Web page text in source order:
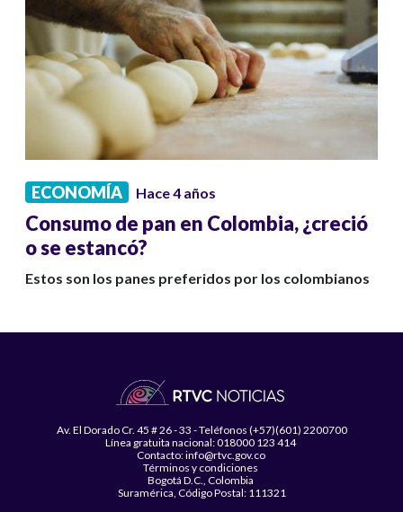
ECONOMÍA Hace 4 años
Consumo de pan en Colombia, ¿creció
o se estancó?
Estos son los panes preferidos por los colombianos
Av. El Dorado Cr. 45 # 26 - 33 - Teléfonos (+57)(601) 2200700
Línea gratuita nacional: 018000 123 414
Contacto: info@rtvc.gov.co
Términos y condiciones
Bogotá D.C., Colombia
Suramérica, Código Postal: 111321